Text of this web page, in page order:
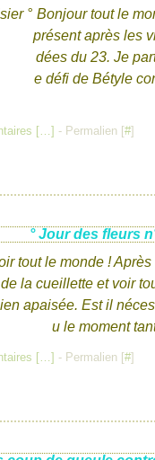
Bonjour tout le
présent après les
dées du 23. Je
e défi de Bétyle
[…] - Permalien [#]
° Jour des fleurs
tout le monde !
la cueillette et voir
apaisée. Est il
u le moment
[…] - Permalien [#]